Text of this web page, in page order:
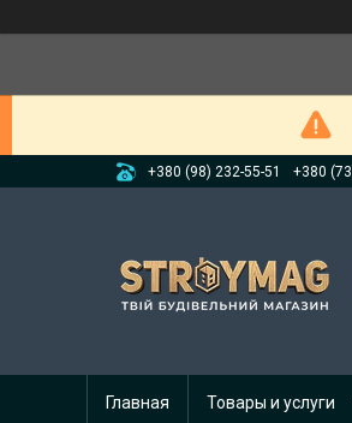
+380 (98) 232-55-51 +380
Главная Товары и услуги